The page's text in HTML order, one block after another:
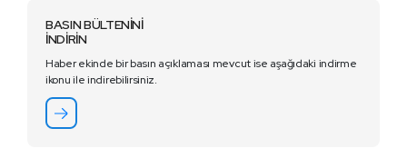
BASIN BÜLTENİNİ
İNDİRİN
Haber ekinde bir basın açıklaması mevcut ise aşağıdaki indirme
ikonu ile indirebilirsiniz.